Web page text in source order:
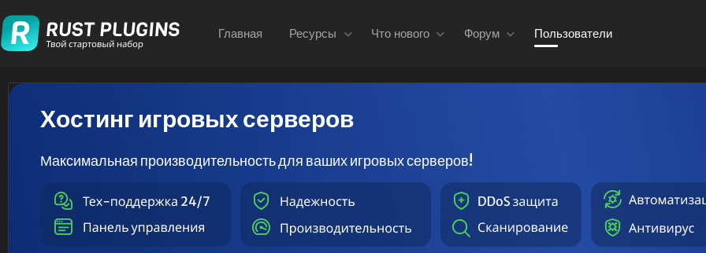
Главная Ресурсы Что нового Форум Пользователи
Хостинг игровых серверов
Максимальная производительность для ваших игровых серверов!